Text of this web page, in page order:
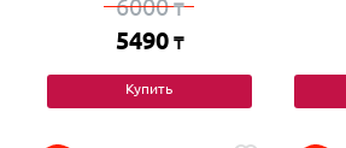
6000₸
5490 ₸
Купить